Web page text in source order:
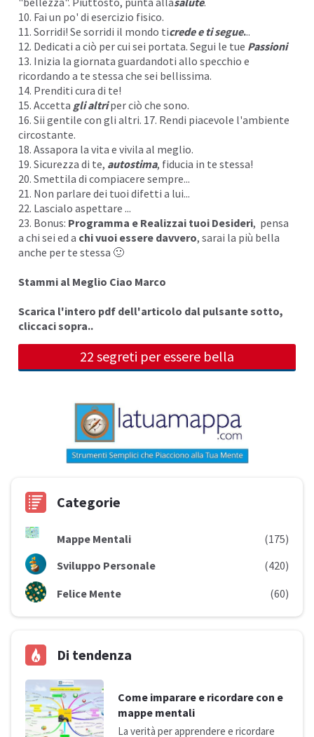
10. Fai un po' di esercizio fisico.
11. Sorridi! Se sorridi il mondo ticrede e ti segue...
12. Dedicati a ciò per cui sei portata. Segui le tue Passioni
13. Inizia la giornata guardandoti allo specchio e
ricordando a te stessa che sei bellissima.
14. Prenditi cura di te!
15. Accetta gli altriper ciò che sono.
16. Sii gentile con gli altri. 17. Rendi piacevole l'ambiente
circostante.
18. Assapora la vita e vivila al meglio.
19. Sicurezza di te, autostima, fiducia in te stessa!
20. Smettila di compiacere sempre...
21. Non parlare dei tuoi difetti a lui...
22. Lascialo aspettare ...
23. Bonus: Programma e Realizzai tuoi Desideri, pensa
a chi sei ed a chi vuoi essere davvero, sarai la più bella
anche per te stessa 🙂
Stammi al Meglio Ciao Marco
Scarica l'intero pdf dell'articolo dal pulsante sotto,
cliccaci sopra..
22 segreti per essere bella
Categorie
Mappe Mentali
(175)
Sviluppo Personale
(420)
Felice Mente
(60)
Di tendenza
Come imparare e ricordare con e
mappe mentali
La verità per apprendere e ricordare